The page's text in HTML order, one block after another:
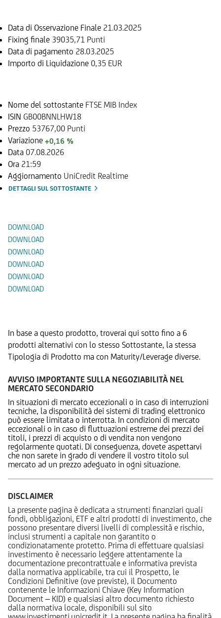
Data di Osservazione Finale 21.03.2025
Fixing finale 39035,71 Punti
Data di pagamento 28.03.2025
Importo di Liquidazione 0,35 EUR
Nome del sottostante FTSE MIB Index
ISIN GB00BNNLHW18
Prezzo 53767,00 Punti
Variazione +0,16 %
Data 07.08.2026
Ora 21:59
Aggiornamento UniCredit Realtime
DETTAGLI SUL SOTTOSTANTE
DOWNLOAD
DOWNLOAD
DOWNLOAD
DOWNLOAD
DOWNLOAD
DOWNLOAD
In base a questo prodotto, troverai qui sotto fino a 6
prodotti alternativi con lo stesso Sottostante, la stessa
Tipologia di Prodotto ma con Maturity/Leverage diverse.
AVVISO IMPORTANTE SULLA NEGOZIABILITÀ NEL
MERCATO SECONDARIO
In situazioni di mercato eccezionali o in caso di interruzioni
tecniche, la disponibilità dei sistemi di trading elettronico
può essere limitata o interrotta. In condizioni di mercato
eccezionali o in caso di fluttuazioni estreme dei prezzi dei
titoli, i prezzi di acquisto o di vendita non vengono
regolarmente quotati. Di conseguenza, dovete aspettarvi
che non sarete in grado di vendere il vostro titolo sul
mercato ad un prezzo adeguato in ogni situazione.
DISCLAIMER
La presente pagina è dedicata a strumenti finanziari quali
fondi, obbligazioni, ETF e altri prodotti di investimento, che
possono presentare diversi livelli di complessità e rischio,
inclusi strumenti a capitale non garantito o
condizionatamente protetto. Prima di effettuare qualsiasi
investimento è necessario leggere attentamente la
documentazione precontrattuale e informativa prevista
dalla normativa applicabile, tra cui il Prospetto, le
Condizioni Definitive (ove previste), il Documento
contenente le Informazioni Chiave (Key Information
Document – KID) e qualsiasi altro documento richiesto
dalla normativa locale, disponibili sul sito